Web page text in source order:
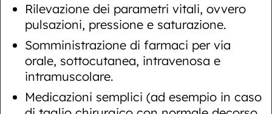
Rilevazione dei parametri vitali, ovvero
pulsazioni, pressione e saturazione.
Somministrazione di farmaci per via
orale, sottocutanea, intravenosa e
intramuscolare.
Medicazioni semplici (ad esempio in caso